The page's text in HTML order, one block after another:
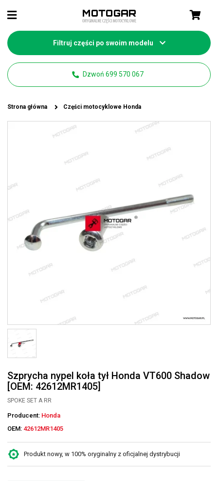
Filtruj części po swoim modelu
Dzwoń 699 570 067
Strona główna Części motocyklowe Honda
Szprycha nypel koła tył Honda VT600 Shadow
[OEM: 42612MR1405]
SPOKE SET A RR
Producent: Honda
OEM: 42612MR1405
Produkt nowy, w 100% oryginalny z oficjalnej dystrybucji